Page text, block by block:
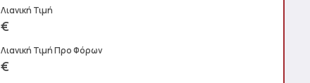
Λιανική Τιμή
€
Λιανική Τιμή Προ Φόρων
€